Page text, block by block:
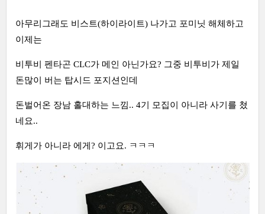
아무리그래도 비스트(하이라이트) 나가고 포미닛 해체하고
이제는
비투비 펜타곤 CLC가 메인 아닌가요? 그중 비투비가 제일
돈많이 버는 탑시드 포지션인데
돈벌어온 장남 홀대하는 느낌.. 4기 모집이 아니라 사기를 쳤
네요..
휘게가 아니라 에게? 이고요. ㅋㅋㅋ